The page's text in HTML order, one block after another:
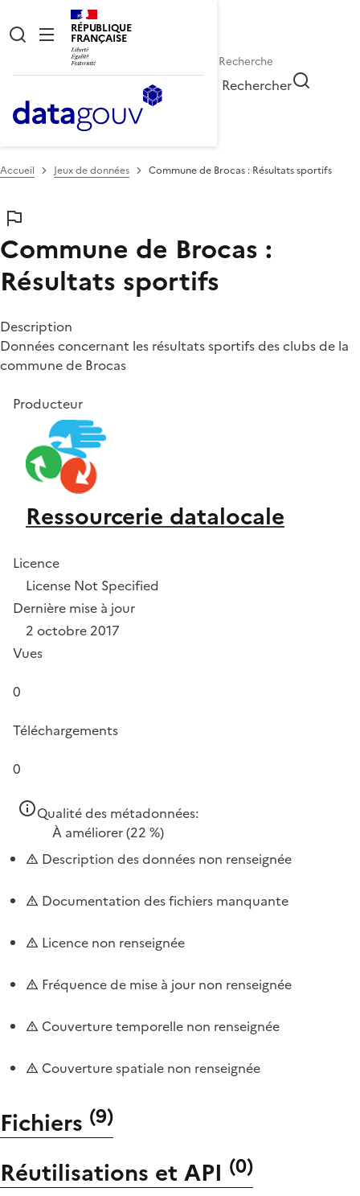
RÉPUBLIQUE
FRANÇAISE
Rechercher
Accueil Jeux de données Commune de Brocas : Résultats sportifs
Commune de Brocas :
Résultats sportifs
Description
Données concernant les résultats sportifs des clubs de la
commune de Brocas
Producteur
Ressourcerie datalocale
Licence
License Not Specified
Dernière mise à jour
2 octobre 2017
Vues
0
Téléchargements
0
Qualité des métadonnées:
À améliorer(22 %)
Description des données non renseignée
Documentation des fichiers manquante
Licence non renseignée
Fréquence de mise à jour non renseignée
Couverture temporelle non renseignée
Couverture spatiale non renseignée
Fichiers (9)
Réutilisations et API (0)